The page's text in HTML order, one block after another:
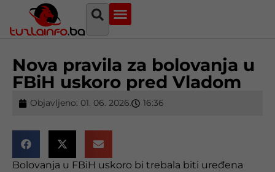
Nova pravila za bolovanja u
FBiH uskoro pred Vladom
Objavljeno: 01. 06. 2026. 16:36
Bolovanja u FBiH uskoro bi trebala biti uređena